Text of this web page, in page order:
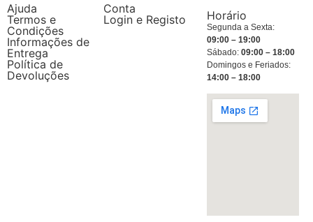
Ajuda
Termos e
Condições
Informações de
Entrega
Política de
Devoluções
Conta
Login e Registo
Horário
Segunda a Sexta:
09:00 – 19:00
Sábado:09:00 – 18:00
Domingos e Feriados:
14:00 – 18:00